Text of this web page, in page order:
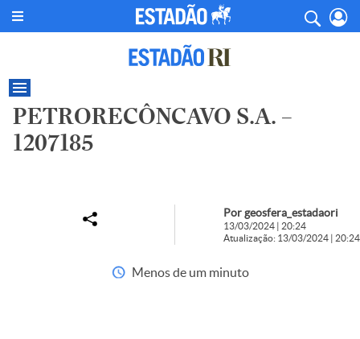
PETRORECÔNCAVO S.A. –
1207185
Por geosfera_estadaori
13/03/2024 | 20:24
Atualização: 13/03/2024 | 20:24
Menos de um minuto